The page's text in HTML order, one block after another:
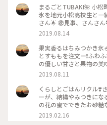
愛媛県 #宇和島市 #ほづみ亭 #郷土料理 #鯛めし #じゃ
国トリップ2019 #旅の思
まるごとTUBAKI🌺 小松
氷を地元小松高校生と一
さん🌟 ㊗️見事、さんさ
を受賞ー🏆 以前に投稿
贅沢に二つとも使用して
は雄しべ雌しべ。かき氷
イメージしているそうで
😊♬ すももの皮がアクセ
ロップのハーモニー💖
シロップなのだから、
だ訪れて一週間も経た
た〜💨💨 嬉しくてニマ
いお客に。。💦 でも満
来て良かった〜💨💕💕 椿
のイメージにもピッタ
2019.08.14
果実香るはちみつかき氷🍧
とすももを注文ー❗️ふわ
の優しい甘さと果物の美
もはどこまでも甘くて、
シロップの下の氷の色
てみたところ、自家製練
があって、おいしいー😋 #旅のひとと
スイー
2019.08.11
くらしとごはんリクル❣️さん #アイスの上のハニココの
ーが、結構やみつきに
の花の蜜でできたお砂糖
ハチミツとはだか麦の
知産牛乳のプレミアムアイスという
2019.02.16